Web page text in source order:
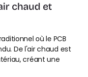
chaud et
où le PCB
De l'air chaud est
créant une